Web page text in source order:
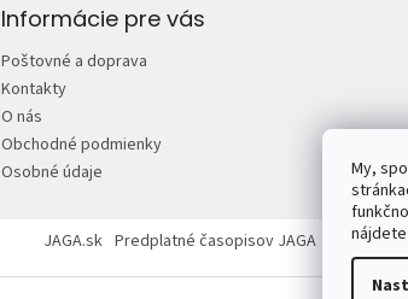
My,
Informácie pre vás
Poštovné a doprava
Kontakty
O nás
Obchodné podmienky
Osobné údaje
JAGA.sk Predplatné časopisov JAGA Mojdom.sk